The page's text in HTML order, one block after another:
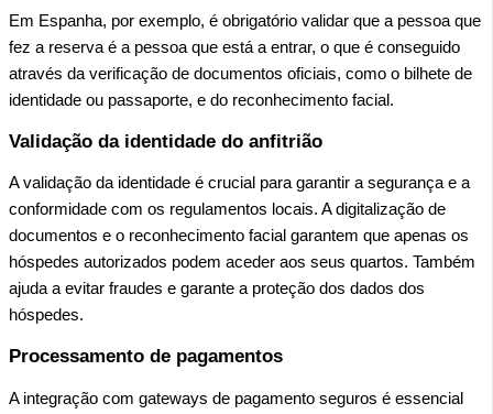
Em Espanha, por exemplo, é obrigatório validar que a pessoa que
fez a reserva é a pessoa que está a entrar, o que é conseguido
através da verificação de documentos oficiais, como o bilhete de
identidade ou passaporte, e do reconhecimento facial.
Validação da identidade do anfitrião
A validação da identidade é crucial para garantir a segurança e a
conformidade com os regulamentos locais. A digitalização de
documentos e o reconhecimento facial garantem que apenas os
hóspedes autorizados podem aceder aos seus quartos. Também
ajuda a evitar fraudes e garante a proteção dos dados dos
hóspedes.
Processamento de pagamentos
A integração com gateways de pagamento seguros é essencial